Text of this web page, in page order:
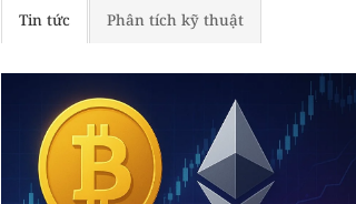
Tin tức Phân tích kỹ thuật